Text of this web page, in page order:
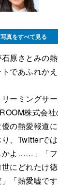
写真をすべて見る
原さとみの
であふれかえ
ーミングサ
株式会
の熱愛報道
、Twitterでは
かよ……」「
にどれたけ
「熱愛嘘で